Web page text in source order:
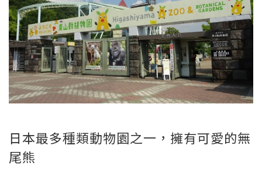
日本最多種類動物園之一，擁有可愛的無
尾熊